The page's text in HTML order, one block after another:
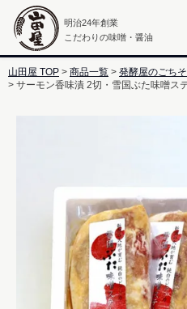
明治24年創業
こだわりの味噌・醤油
山田屋 TOP 商品一覧 発酵屋のごちそ
サーモン香味漬 2切・雪国ぶた味噌ス